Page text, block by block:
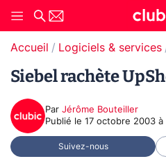
Accueil Logiciels & services
Siebel rachète
Par Jérôme Bouteiller
Publié le 17 octobre 2003 à
Suivez-nous